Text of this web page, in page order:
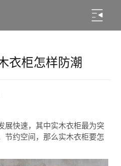
衣柜怎样防潮
展快速，其中实木衣柜最为突
节约空间，那么实木衣柜要怎